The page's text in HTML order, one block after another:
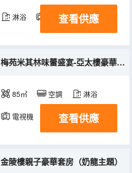
淋浴 電視機 冰箱
查看供應
梅苑米其林味蕾盛宴-亞太樓豪華套房
85㎡ 空調 淋浴
電視機 冰箱
查看供應
金陵樓親子豪華套房（奶龍主題）